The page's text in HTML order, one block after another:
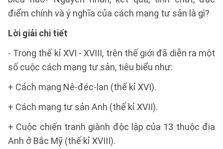
điểm chính và ý nghĩa của cách mạng tư sản là gì?
Lời giải chi tiết
- Trong thế kỉ XVI - XVIII, trên thế giới đã diễn ra một
số cuộc cách mạng tư sản, tiêu biểu như:
+ Cách mạng Nê-đéc-lan (thế kỉ XVI).
+ Cách mạng tư sản Anh (thế kỉ XVII).
+ Cuộc chiến tranh giành độc lập của 13 thuộc địa
Anh ở Bắc Mỹ (thế kỉ XVIII).